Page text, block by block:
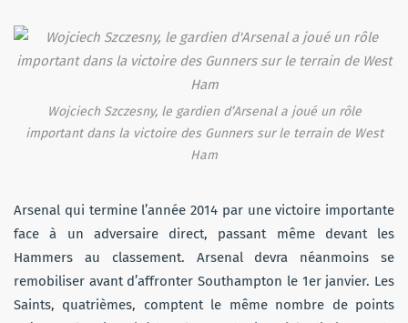
Wojciech Szczesny, le gardien d’Arsenal a joué un rôle
important dans la victoire des Gunners sur le terrain de West
Ham
Arsenal qui termine l’année 2014 par une victoire importante
face à un adversaire direct, passant même devant les
Hammers au classement. Arsenal devra néanmoins se
remobiliser avant d’affronter Southampton le 1er janvier. Les
Saints, quatrièmes, comptent le même nombre de points